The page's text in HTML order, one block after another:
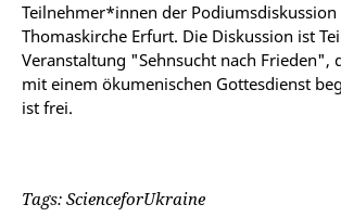
Teilnehmer*innen der
Thomaskirche Erfurt. Die Diskussion ist
Veranstaltung "Sehnsucht nach Frieden",
mit einem ökumenischen Gottesdienst
ist frei.
Tags: ScienceforUkraine